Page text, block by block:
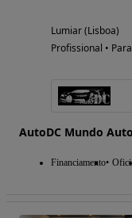
Lumiar (Lisboa)
Profissional •
AutoDC Mundo
Financiamento